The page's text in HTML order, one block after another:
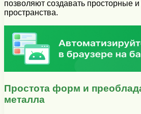
позволяют создавать просторные
пространства.
Простота форм и
металла